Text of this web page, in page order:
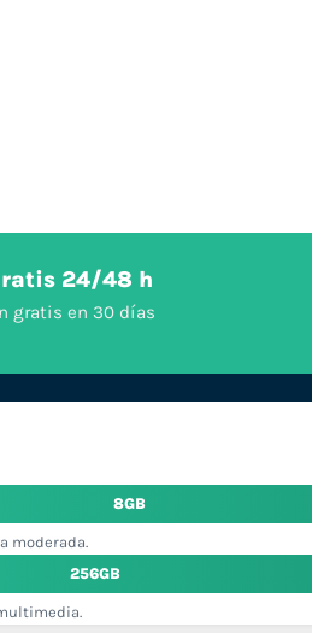
24/48 h
gratis en 30 días
8GB
moderada.
256GB